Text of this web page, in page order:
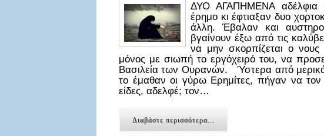
ΔΥΟ ΑΓΑΠΗΜΕΝΑ αδέλφια
έρημο κι έφτιαξαν δυο
άλλη. Έβαλαν και
βγαίνουν έξω από τις
να μην σκορπίζεται ο
μόνος με σιωπή το εργόχειρό του, να
Βασιλεία των Ουρανών. Ύστερα από
το έμαθαν οι γύρω Ερημίτες, πήγαν να
είδες, αδελφέ; τον…
Διαβάστε περισσότερα...